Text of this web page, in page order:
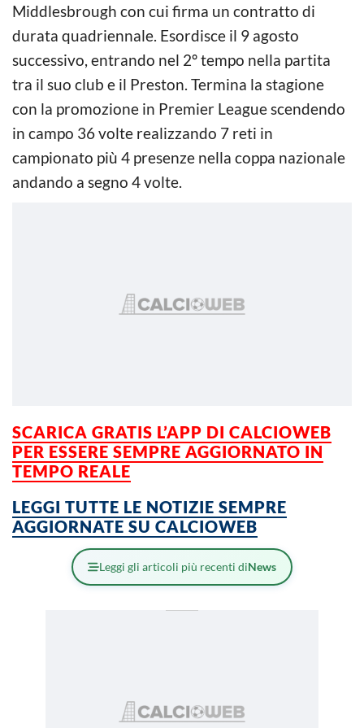
Middlesbrough con cui firma un contratto di
durata quadriennale. Esordisce il 9 agosto
successivo, entrando nel 2º tempo nella partita
tra il suo club e il Preston. Termina la stagione
con la promozione in Premier League scendendo
in campo 36 volte realizzando 7 reti in
campionato più 4 presenze nella coppa nazionale
andando a segno 4 volte.
SCARICA GRATIS L’APP DI CALCIOWEB
PER ESSERE SEMPRE AGGIORNATO IN
TEMPO REALE
LEGGI TUTTE LE NOTIZIE SEMPRE
AGGIORNATE SU CALCIOWEB
Leggi gli articoli più recenti diNews